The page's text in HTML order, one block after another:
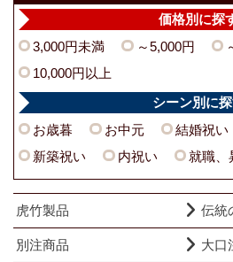
価格別に探
3,000円未満 ～5,000円
10,000円以上
シーン別に
お歳暮 お中元 結婚祝い
新築祝い
内祝い 就職、
虎竹製品 伝統
別注商品 大口